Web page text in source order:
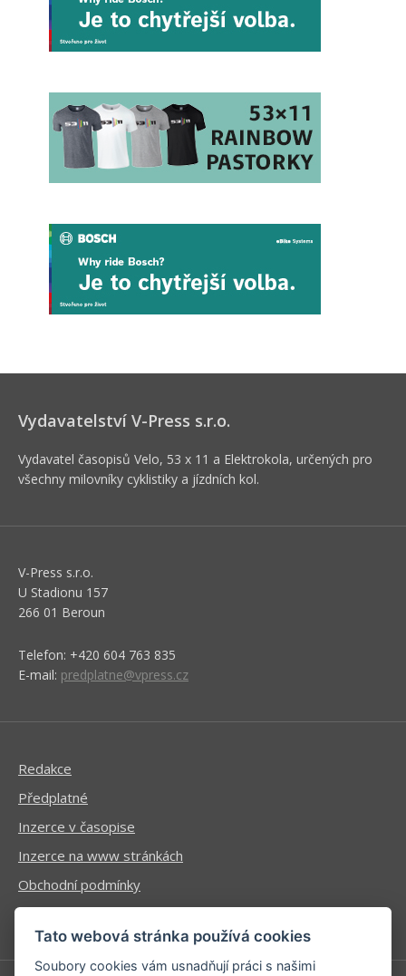
Vydavatelství V-Press s.r.o.
Vydavatel časopisů Velo, 53 x 11 a Elektrokola, určených pro
všechny milovníky cyklistiky a jízdních kol.
V-Press s.r.o.
U Stadionu 157
266 01 Beroun
Telefon: +420 604 763 835
E-mail: predplatne@vpress.cz
Redakce
Předplatné
Inzerce v časopise
Inzerce na www stránkách
Obchodní podmínky
Ochrana osobních údajů
Tato webová stránka používá cookies
Soubory cookies vám usnadňují práci s našimi